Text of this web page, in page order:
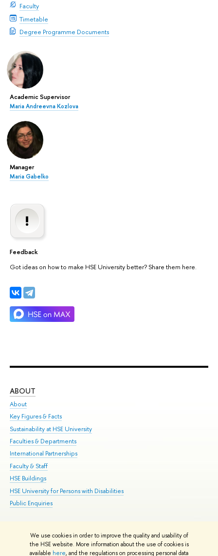
We use cookies in order to improve the quality and usability of
the HSE website. More information about the use of cookies is
available here, and the regulations on processing personal data
Faculty
Timetable
Degree Programme Documents
Academic Supervisor
Maria Andreevna Kozlova
Manager
Maria Gabelko
Feedback
Got ideas on how to make HSE University better? Share them here.
ABOUT
About
Key Figures & Facts
Sustainability at HSE University
Faculties & Departments
International Partnerships
Faculty & Staff
HSE Buildings
HSE University for Persons with Disabilities
Public Enquiries
© HSE University 1993–2026 Contacts Copyright Privacy Policy